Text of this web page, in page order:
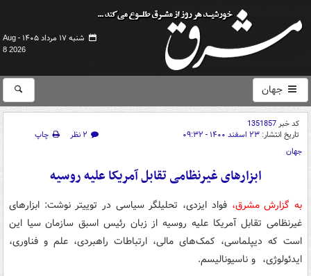
شنبه ۱۷ مرداد ۱۴۰۵ -
Aug
8 2026
جهان
کد خبر1351857
تاریخ انتشار: ۲۳ اسفند ۱۴۰۰ - ۰۹:۳۲ ۲ نظر
چاپ
جهان
ابزارهای غیرنظامی تقابل ‎آمریکا علیه روسیه
به گزارش مشرق،فواد ایزدی، تحلیلگر سیاسی در توییتر نوشت: ‏ابزارهای
غیرنظامی تقابل ‎آمریکا علیه روسیه از زبان رئیس اسبق سازمان سیا این
است که دیپلماسی، کمک‌های مالی، ارتباطات راهبردی، علم و فناوری،
ایدئولوژی، و ناسیونالیسم.